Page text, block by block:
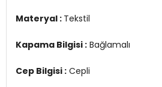
Materyal : Tekstil
Kapama Bilgisi : Bağlamalı
Cep Bilgisi : Cepli